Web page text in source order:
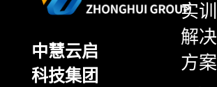
中慧云启
科技集团
实训
解决
方案